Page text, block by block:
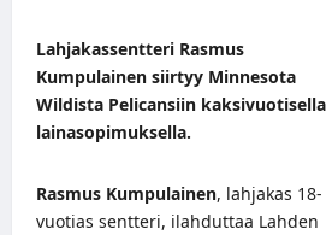
Lahjakassentteri Rasmus
Kumpulainen siirtyy Minnesota
Wildista Pelicansiin kaksivuotisella
lainasopimuksella.
Rasmus Kumpulainen, lahjakas 18-
vuotias sentteri, ilahduttaa Lahden